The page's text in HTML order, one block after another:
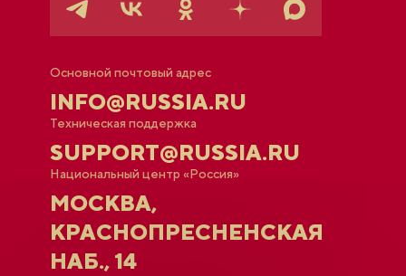
Основной почтовый адрес
INFO@RUSSIA.RU
Техническая поддержка
SUPPORT@RUSSIA.RU
Национальный центр «Россия»
МОСКВА,
КРАСНОПРЕСНЕНСКАЯ
НАБ., 14